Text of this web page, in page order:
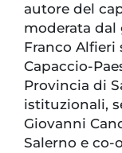
autore del
moderata dal
Franco Alfieri
Capaccio-
Provincia di
istituzionali,
Giovanni
Salerno e co-